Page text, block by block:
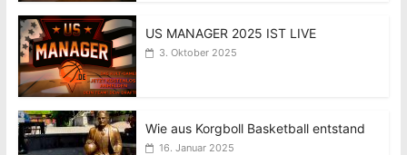
US MANAGER 2025 IST LIVE
3. Oktober 2025
Wie aus Korgboll Basketball entstand
16. Januar 2025